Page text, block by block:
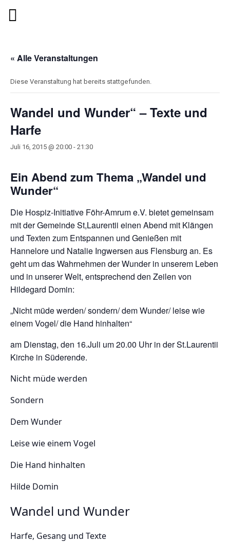
« Alle Veranstaltungen
Diese Veranstaltung hat bereits stattgefunden.
Wandel und Wunder“ – Texte und
Harfe
Juli 16, 2015 @ 20:00 - 21:30
Ein Abend zum Thema „Wandel und
Wunder“
Die Hospiz-Initiative Föhr-Amrum e.V. bietet gemeinsam
mit der Gemeinde St,Laurentii einen Abend mit Klängen
und Texten zum Entspannen und Genießen mit
Hannelore und Natalie Ingwersen aus Flensburg an. Es
geht um das Wahrnehmen der Wunder in unserem Leben
und in unserer Welt, entsprechend den Zeilen von
Hildegard Domin:
„Nicht müde werden/ sondern/ dem Wunder/ leise wie
einem Vogel/ die Hand hinhalten“
am Dienstag, den 16.Juli um 20.00 Uhr in der St.Laurentii
Kirche in Süderende.
Nicht müde werden
Sondern
Dem Wunder
Leise wie einem Vogel
Die Hand hinhalten
Hilde Domin
Wandel und Wunder
Harfe, Gesang und Texte